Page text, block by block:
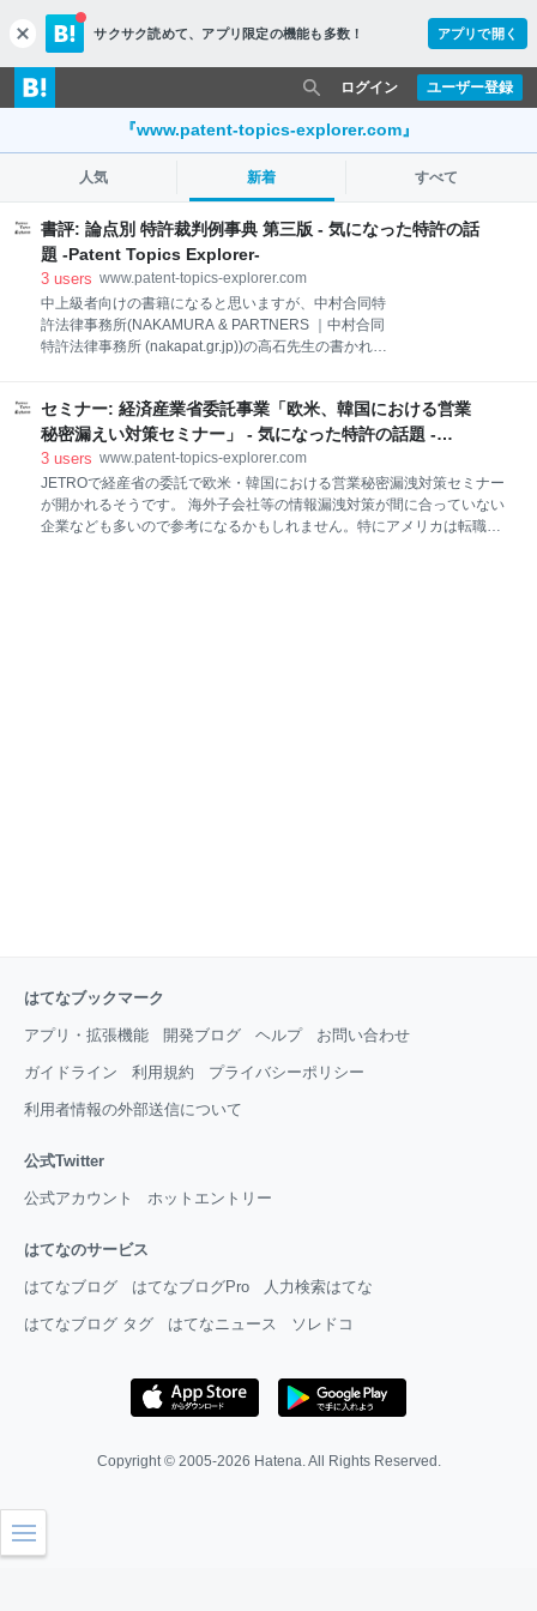
c
l
o
s
サクサク読めて、 アプリ限定の機能も多数！ アプリで開く
ユーザー登録
ログイン
『www.patent-topics-explorer.com』
人気 新着 すべて
書評: 論点別 特許裁判例事典 第三版 - 気になった特許の話
題 -Patent Topics Explorer-
3 users www.patent-topics-explorer.com
中上級者向けの書籍になると思いますが、中村合同特
許法律事務所(NAKAMURA & PARTNERS ｜中村合同
特許法律事務所 (nakapat.gr.jp))の高石先生の書かれた
調査会 2022年01月08日頃 Amazonで探す Kindleで探
す 本件は第三版となっており、日本における必要な裁
判例がほぼ網羅されている書籍になります。収録した
裁判例を第２版から2割増加させたということで下記
のように厚さもグレードアップしております。 第二
版：375ページ 第三版：534ページ 高石先生は
セミナー: 経済産業省委託事業「欧米、韓国における営業
秘密漏えい対策セミナー」 - 気になった特許の話題 -
Patent Topics Explorer-
3 users www.patent-topics-explorer.com
JETROで経産省の委託で欧米・韓国における営業秘密漏洩対策セミナー
が開かれるそうです。 海外子会社等の情報漏洩対策が間に合っていない
企業なども多いので参考になるかもしれません。特にアメリカは転職も
はてなブックマーク
アプリ・拡張機能 開発ブログ ヘルプ お問い合わせ
ガイドライン 利用規約 プライバシーポリシー
利用者情報の外部送信について
公式Twitter
公式アカウント ホットエントリー
はてなのサービス
はてなブログ はてなブログPro 人力検索はてな
はてなブログ タグ はてなニュース ソレドコ
Copyright © 2005-2026 Hatena. All Rights Reserved.